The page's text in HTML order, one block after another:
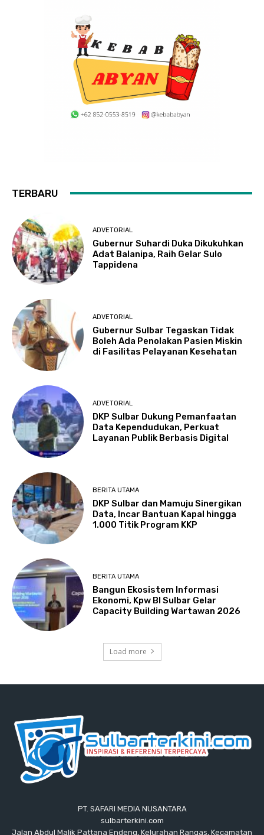
TERBARU
ADVETORIAL
Gubernur Suhardi Duka Dikukuhkan
Adat Balanipa, Raih Gelar Sulo
Tappidena
ADVETORIAL
Gubernur Sulbar Tegaskan Tidak
Boleh Ada Penolakan Pasien Miskin
di Fasilitas Pelayanan Kesehatan
ADVETORIAL
DKP Sulbar Dukung Pemanfaatan
Data Kependudukan, Perkuat
Layanan Publik Berbasis Digital
BERITA UTAMA
DKP Sulbar dan Mamuju Sinergikan
Data, Incar Bantuan Kapal hingga
1.000 Titik Program KKP
BERITA UTAMA
Bangun Ekosistem Informasi
Ekonomi, Kpw BI Sulbar Gelar
Capacity Building Wartawan 2026
Load more
PT. SAFARI MEDIA NUSANTARA
sulbarterkini.com
Jalan Abdul Malik Pattana Endeng, Kelurahan Rangas, Kecamatan